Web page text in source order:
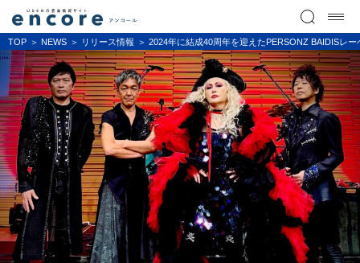
TOP NEWS リリース情報 2024年に結成40周年を迎えたPERSONZ BAIDISレ